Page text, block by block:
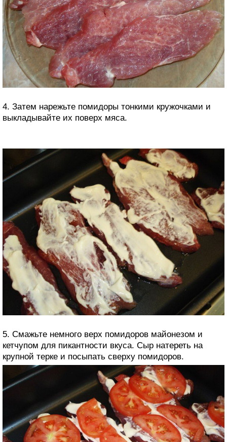
4. Затем нарежьте помидоры тонкими кружочками и
выкладывайте их поверх мяса.
5. Смажьте немного верх помидоров майонезом и
кетчупом для пикантности вкуса. Сыр натереть на
крупной терке и посыпать сверху помидоров.